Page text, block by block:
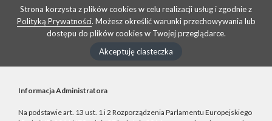
Strona korzysta z plików cookies w celu realizacji usług i zgodnie z
Polityką Prywatności. Możesz określić warunki przechowywania lub
dostępu do plików cookies w Twojej przeglądarce.
Akceptuję ciasteczka
Informacja Administratora
Na podstawie art. 13 ust. 1 i 2 Rozporządzenia Parlamentu Europejskiego